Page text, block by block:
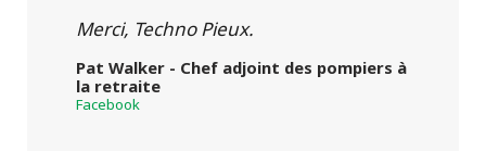
Merci, Techno Pieux.
Pat Walker - Chef adjoint des pompiers à
la retraite
Facebook